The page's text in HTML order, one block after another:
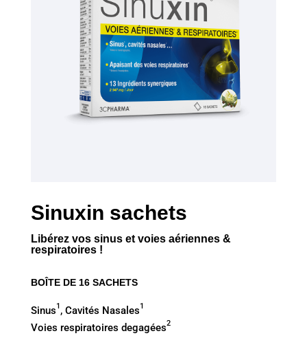
Sinuxin sachets
Libérez vos sinus et voies aériennes &
respiratoires !
BOÎTE DE 16 SACHETS
Sinus1, Cavités Nasales1
Voies respiratoires degagées2